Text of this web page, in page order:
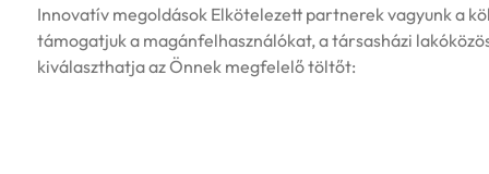
Innovatív megoldások Elkötelezett partnerek vagyunk a
támogatjuk a magánfelhasználókat, a társasházi
kiválaszthatja az Önnek megfelelő töltőt: